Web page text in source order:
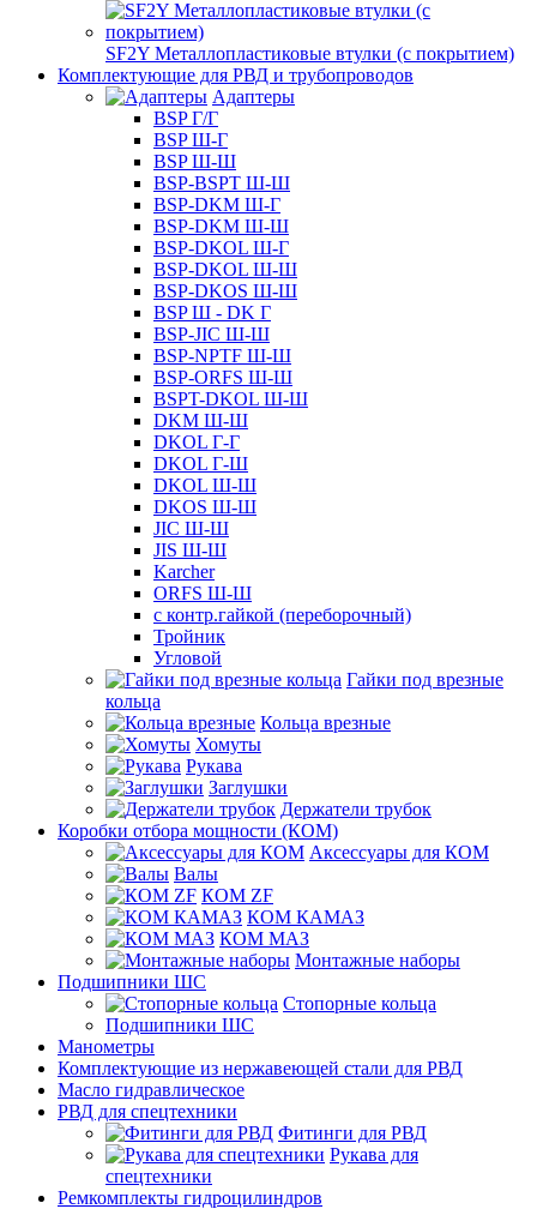
SF2Y Металлопластиковые втулки (с покрытием)
Комплектующие для РВД и трубопроводов
Адаптеры
BSP Г/Г
BSP Ш-Г
BSP Ш-Ш
BSP-BSPT Ш-Ш
BSP-DKM Ш-Г
BSP-DKM Ш-Ш
BSP-DKOL Ш-Г
BSP-DKOL Ш-Ш
BSP-DKOS Ш-Ш
BSP Ш - DK Г
BSP-JIC Ш-Ш
BSP-NPTF Ш-Ш
BSP-ORFS Ш-Ш
BSPT-DKOL Ш-Ш
DKM Ш-Ш
DKOL Г-Г
DKOL Г-Ш
DKOL Ш-Ш
DKOS Ш-Ш
JIC Ш-Ш
JIS Ш-Ш
Karcher
ORFS Ш-Ш
с контр.гайкой (переборочный)
Тройник
Угловой
Гайки под врезные
кольца
Кольца врезные
Хомуты
Рукава
Заглушки
Держатели трубок
Коробки отбора мощности (КОМ)
Аксессуары для КОМ
Валы
КОМ ZF
КОМ КАМАЗ
КОМ МАЗ
Монтажные наборы
Подшипники ШС
Стопорные кольца
Подшипники ШС
Манометры
Комплектующие из нержавеющей стали для РВД
Масло гидравлическое
РВД для спецтехники
Фитинги для РВД
Рукава для
спецтехники
Ремкомплекты гидроцилиндров